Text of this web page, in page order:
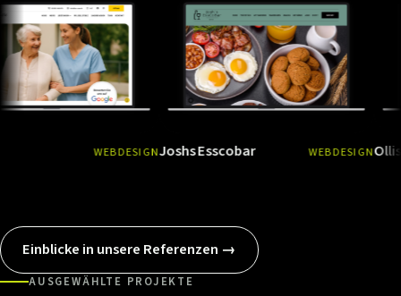
WEBDESIGN Ansehen→
Joshs Esscobar WEBDESIGN Ansehen
Ollis
Einblicke in unsere Referenzen →
AUSGEWÄHLTE PROJEKTE